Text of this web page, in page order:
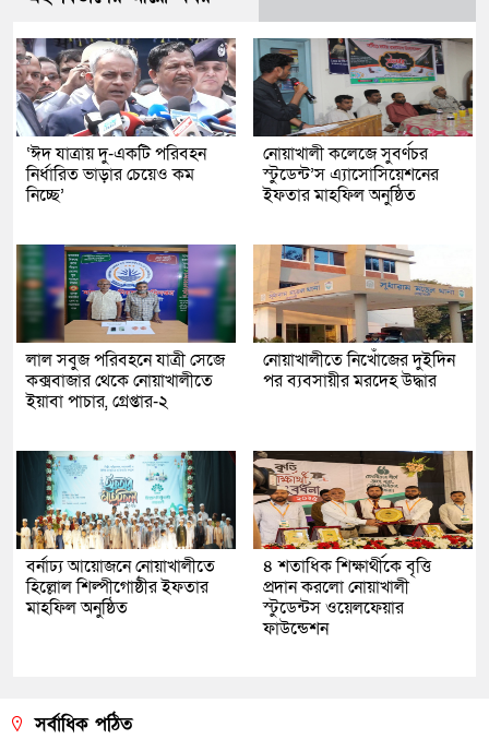
‘ঈদ যাত্রায় দু-একটি পরিবহন
নির্ধারিত ভাড়ার চেয়েও কম
নিচ্ছে’
নোয়াখালী কলেজে সুবর্ণচর
স্টুডেন্ট’স এ্যাসোসিয়েশনের
ইফতার মাহফিল অনুষ্ঠিত
লাল সবুজ পরিবহনে যাত্রী সেজে
কক্সবাজার থেকে নোয়াখালীতে
ইয়াবা পাচার, গ্রেপ্তার-২
নোয়াখালীতে নিখোঁজের দুইদিন
পর ব্যবসায়ীর মরদেহ উদ্ধার
বর্নাঢ্য আয়োজনে নোয়াখালীতে
হিল্লোল শিল্পীগোষ্ঠীর ইফতার
মাহফিল অনুষ্ঠিত
৪ শতাধিক শিক্ষার্থীকে বৃত্তি
প্রদান করলো নোয়াখালী
স্টুডেন্টস ওয়েলফেয়ার
ফাউন্ডেশন
সর্বাধিক পঠিত